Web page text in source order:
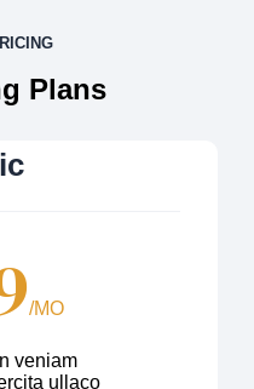
Plans
/MO
veniam
ullaco